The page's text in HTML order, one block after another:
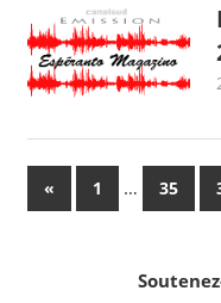
Pagination
«Previous
Posts
1 … 35